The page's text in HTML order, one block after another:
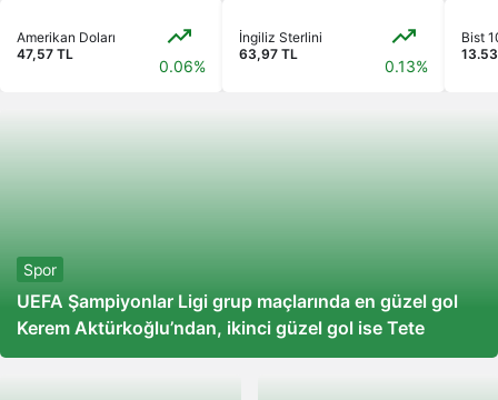
Amerikan Doları
47,57 TL
0.06%
İngiliz Sterlini
63,97 TL
0.13%
Bist
Spor
UEFA Şampiyonlar Ligi grup maçlarında en güzel gol
Kerem Aktürkoğlu’ndan, ikinci güzel gol ise Tete